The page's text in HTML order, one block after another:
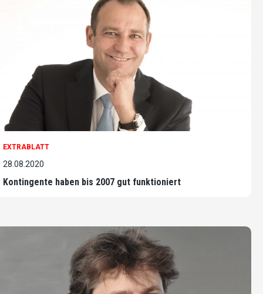
EXTRABLATT
28.08.2020
Kontingente haben bis 2007 gut funktioniert